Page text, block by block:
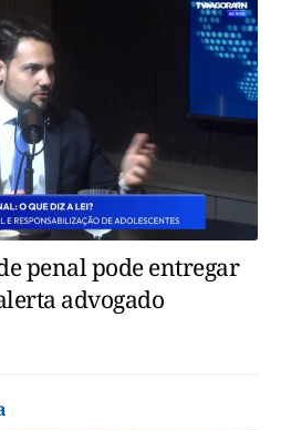
penal pode entregar
advogado